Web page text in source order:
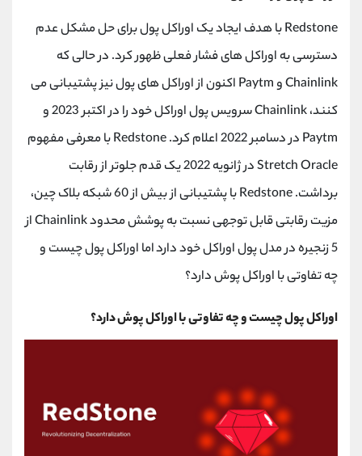
Redstone با هدف ایجاد یک اوراکل پول برای حل مشکل عدم
دسترسی به اوراکل های فشار فعلی ظهور کرد. در حالی که
Chainlink و Paytm اکنون از اوراکل های پول نیز پشتیبانی می
کنند، Chainlink سرویس پول اوراکل خود را در اکتبر 2023 و
Paytm در دسامبر 2022 اعلام کرد. Redstone با معرفی مفهوم
Stretch Oracle در ژانویه 2022 یک قدم جلوتر از رقابت
برداشت. Redstone با پشتیبانی از بیش از 60 شبکه بلاک چین،
مزیت رقابتی قابل توجهی نسبت به پوشش محدود Chainlink از
5 زنجیره در مدل پول اوراکل خود دارد اما اوراکل پول چیست و
چه تفاوتی با اوراکل پوش دارد؟
اوراکل پول چیست و چه تفاوتی با اوراکل پوش دارد؟